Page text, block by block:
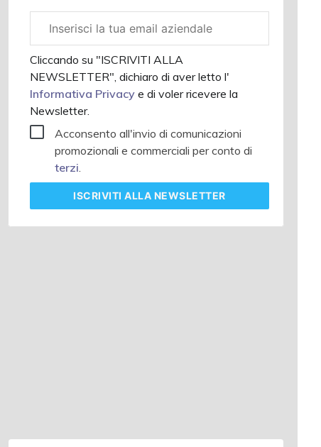
aziendale
Cliccando su "ISCRIVITI ALLA
NEWSLETTER", dichiaro di aver letto l'
Informativa Privacye di voler ricevere la
Newsletter.
Acconsento all'invio di comunicazioni
promozionali e commerciali per conto di
terzi.
ISCRIVITIALLA NEWSLETTER